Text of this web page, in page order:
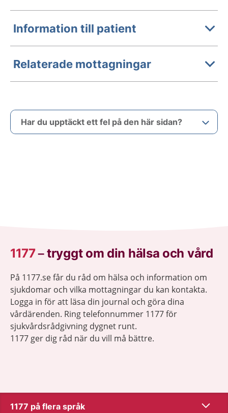
Information till patient
Relaterade mottagningar
Har du upptäckt ett fel på den här sidan?
1177–tryggt om din hälsa och vård
På 1177.se får du råd om hälsa och information om
sjukdomar och vilka mottagningar du kan kontakta.
Logga in för att läsa din journal och göra dina
vårdärenden. Ring telefonnummer 1177 för
sjukvårdsrådgivning dygnet runt.
1177 ger dig råd när du vill må bättre.
1177 på flera språk Visa